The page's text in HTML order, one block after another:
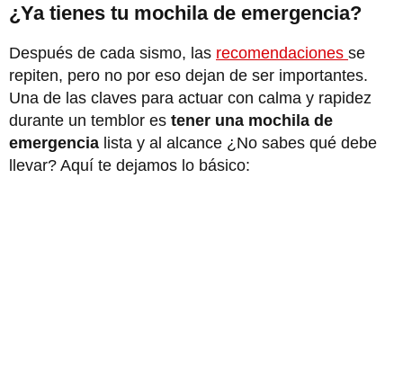
¿Ya tienes tu mochila de emergencia?
Después de cada sismo, las recomendaciones se
repiten, pero no por eso dejan de ser importantes.
Una de las claves para actuar con calma y rapidez
durante un temblor es tener una mochila de
emergencia lista y al alcance ¿No sabes qué debe
llevar? Aquí te dejamos lo básico: